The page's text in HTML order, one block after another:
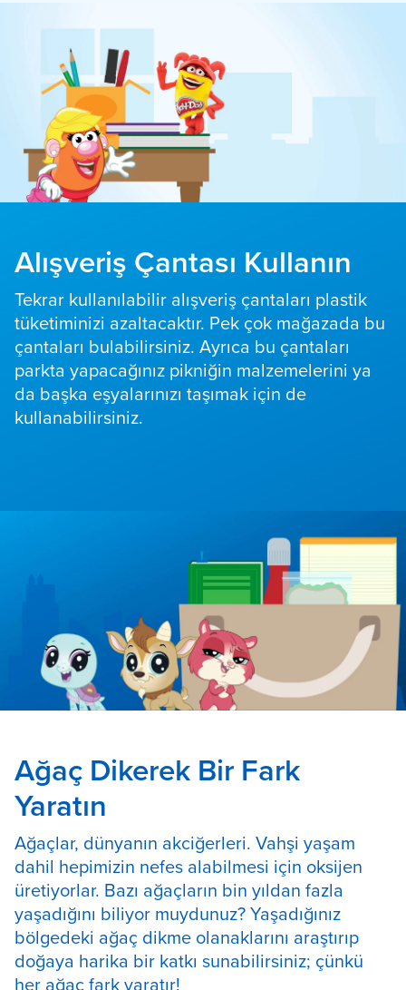
Alışveriş Çantası Kullanın
Tekrar kullanılabilir alışveriş çantaları plastik
tüketiminizi azaltacaktır. Pek çok mağazada bu
çantaları bulabilirsiniz. Ayrıca bu çantaları
parkta yapacağınız pikniğin malzemelerini ya
da başka eşyalarınızı taşımak için de
kullanabilirsiniz.
Ağaç Dikerek Bir Fark
Yaratın
Ağaçlar, dünyanın akciğerleri. Vahşi yaşam
dahil hepimizin nefes alabilmesi için oksijen
üretiyorlar. Bazı ağaçların bin yıldan fazla
yaşadığını biliyor muydunuz? Yaşadığınız
bölgedeki ağaç dikme olanaklarını araştırıp
doğaya harika bir katkı sunabilirsiniz; çünkü